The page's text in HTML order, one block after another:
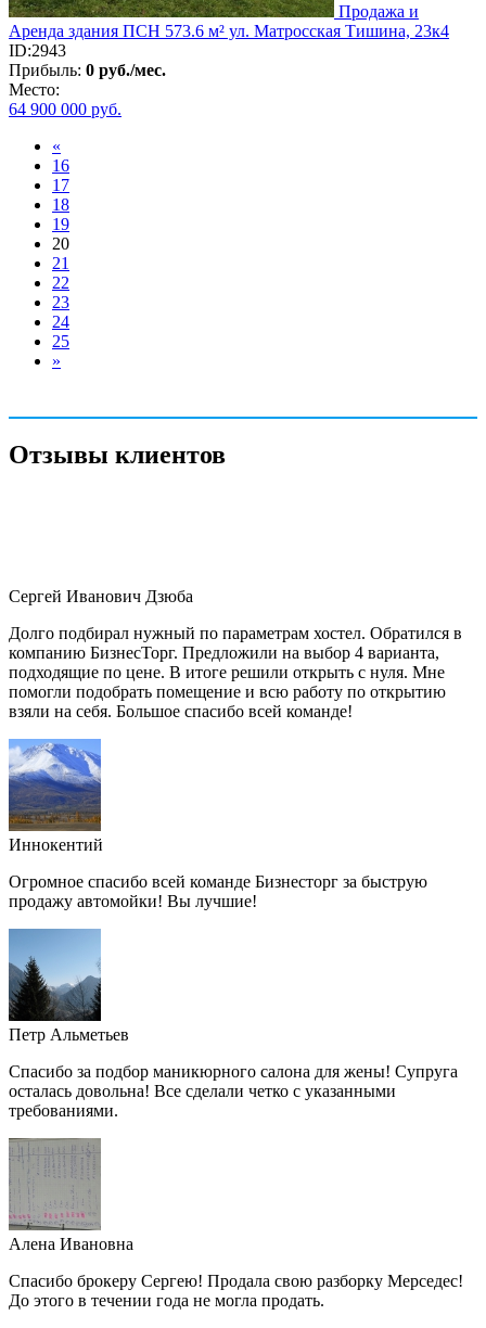
Продажа и
Аренда здания ПСН 573.6 м² ул. Матросская Тишина, 23к4
ID:2943
Прибыль: 0 руб./мес.
Место:
64 900 000 руб.
«
16
17
18
19
20
21
22
23
24
25
»
Отзывы клиентов
Сергей Иванович Дзюба
Долго подбирал нужный по параметрам хостел. Обратился в
компанию БизнесТорг. Предложили на выбор 4 варианта,
подходящие по цене. В итоге решили открыть с нуля. Мне
помогли подобрать помещение и всю работу по открытию
взяли на себя. Большое спасибо всей команде!
Иннокентий
Огромное спасибо всей команде Бизнесторг за быструю
продажу автомойки! Вы лучшие!
Петр Альметьев
Спасибо за подбор маникюрного салона для жены! Супруга
осталась довольна! Все сделали четко с указанными
требованиями.
Алена Ивановна
Спасибо брокеру Сергею! Продала свою разборку Мерседес!
До этого в течении года не могла продать.